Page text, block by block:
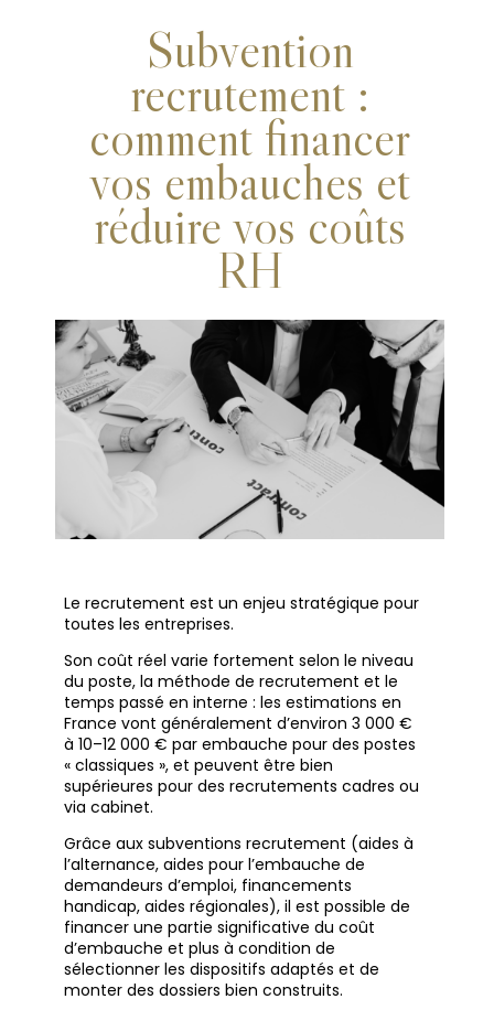
Subvention
recrutement :
comment financer
vos embauches et
réduire vos coûts
RH
Le recrutement est un enjeu stratégique pour
toutes les entreprises.
Son coût réel varie fortement selon le niveau
du poste, la méthode de recrutement et le
temps passé en interne : les estimations en
France vont généralement d’environ 3 000 €
à 10–12 000 € par embauche pour des postes
« classiques », et peuvent être bien
supérieures pour des recrutements cadres ou
via cabinet.
Grâce aux subventions recrutement (aides à
l’alternance, aides pour l’embauche de
demandeurs d’emploi, financements
handicap, aides régionales), il est possible de
financer une partie significative du coût
d’embauche et plus à condition de
sélectionner les dispositifs adaptés et de
monter des dossiers bien construits.